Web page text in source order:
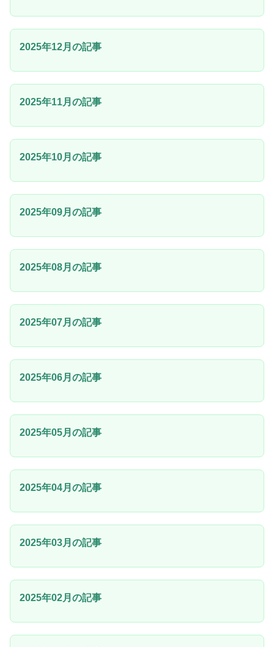
2025年12月の記事
2025年11月の記事
2025年10月の記事
2025年09月の記事
2025年08月の記事
2025年07月の記事
2025年06月の記事
2025年05月の記事
2025年04月の記事
2025年03月の記事
2025年02月の記事